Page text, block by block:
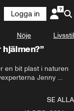
Logga in
Nöje Livsstil
en bit plast i naturen
Jenny
SE ALLA